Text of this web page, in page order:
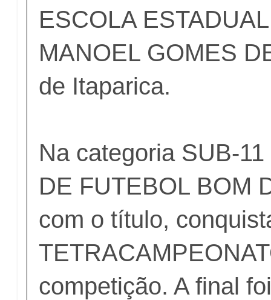
ESCOLA
MANOEL GOMES
de Itaparica.
Na categoria SUB-
DE FUTEBOL BOM
com o título,
competição. A final